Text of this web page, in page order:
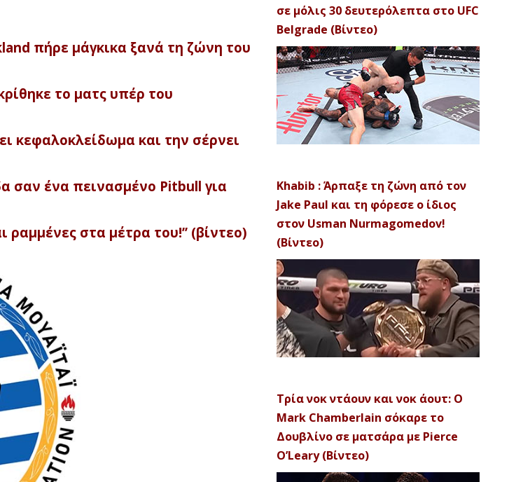
πήρε μάγκικα ξανά τη ζώνη του
το ματς υπέρ του
κεφαλοκλείδωμα και την σέρνει
σαν ένα πεινασμένο Pitbull για
στα μέτρα του!’’ (βίντεο)
σε μόλις 30 δευτερόλεπτα στο UFC
Belgrade (Βίντεο)
Khabib : Άρπαξε τη ζώνη από τον
Jake Paul και τη φόρεσε ο ίδιος
στον Usman Nurmagomedov!
(Βίντεο)
Τρία νοκ ντάουν και νοκ άουτ: Ο
Mark Chamberlain σόκαρε το
Δουβλίνο σε ματσάρα με Pierce
O’Leary (Βίντεο)